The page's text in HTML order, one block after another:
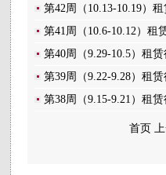
第42周（10.13-10.19）
第41周（10.6-10.12）租
第40周（9.29-10.5）租
第39周（9.22-9.28）租
第38周（9.15-9.21）租
首页